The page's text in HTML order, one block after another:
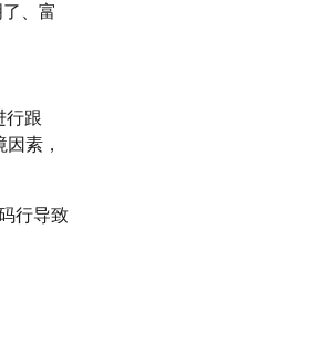
、富
行跟
素，
行导致